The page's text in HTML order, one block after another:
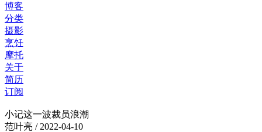
博客
分类
摄影
烹饪
摩托
关于
简历
订阅
小记这一波裁员浪潮
范叶亮 / 2022-04-10